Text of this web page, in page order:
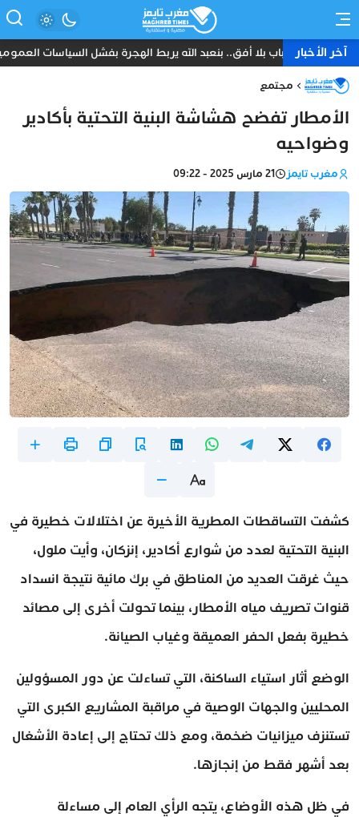
آخر الأخبارشباب بلا أفق.. بنعبد الله يربط الهجرة بفشل السياسات
مجتمع
الأمطار تفضح هشاشة البنية التحتية بأكادير
وضواحيه
مغرب تايمز 21 مارس 2025 - 09:22
كشفت التساقطات المطرية الأخيرة عن اختلالات خطيرة في
البنية التحتية لعدد من شوارع أكادير، إنزكان، وأيت ملول،
حيث غرقت العديد من المناطق في برك مائية نتيجة انسداد
قنوات تصريف مياه الأمطار، بينما تحولت أخرى إلى مصائد
خطيرة بفعل الحفر العميقة وغياب الصيانة.
الوضع أثار استياء الساكنة، التي تساءلت عن دور المسؤولين
المحليين والجهات الوصية في مراقبة المشاريع الكبرى التي
تستنزف ميزانيات ضخمة، ومع ذلك تحتاج إلى إعادة الأشغال
بعد أشهر فقط من إنجازها.
في ظل هذه الأوضاع، يتجه الرأي العام إلى مساءلة